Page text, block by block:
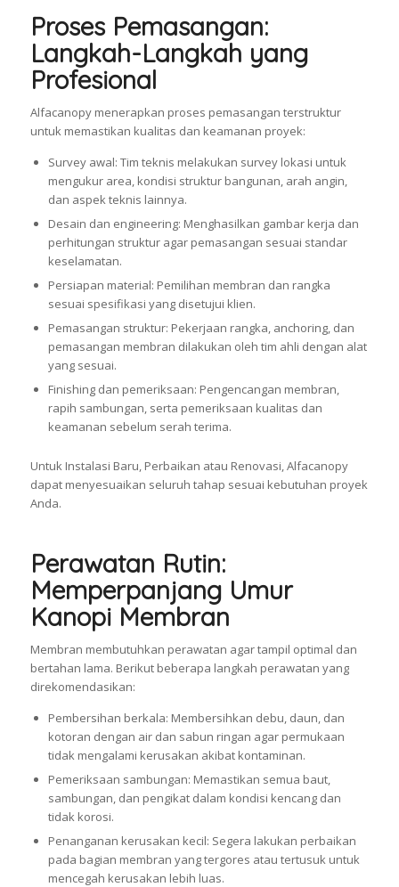
Proses Pemasangan:
Langkah-Langkah yang
Profesional
Alfacanopy menerapkan proses pemasangan terstruktur
untuk memastikan kualitas dan keamanan proyek:
Survey awal: Tim teknis melakukan survey lokasi untuk
mengukur area, kondisi struktur bangunan, arah angin,
dan aspek teknis lainnya.
Desain dan engineering: Menghasilkan gambar kerja dan
perhitungan struktur agar pemasangan sesuai standar
keselamatan.
Persiapan material: Pemilihan membran dan rangka
sesuai spesifikasi yang disetujui klien.
Pemasangan struktur: Pekerjaan rangka, anchoring, dan
pemasangan membran dilakukan oleh tim ahli dengan alat
yang sesuai.
Finishing dan pemeriksaan: Pengencangan membran,
rapih sambungan, serta pemeriksaan kualitas dan
keamanan sebelum serah terima.
Untuk Instalasi Baru, Perbaikan atau Renovasi, Alfacanopy
dapat menyesuaikan seluruh tahap sesuai kebutuhan proyek
Anda.
Perawatan Rutin:
Memperpanjang Umur
Kanopi Membran
Membran membutuhkan perawatan agar tampil optimal dan
bertahan lama. Berikut beberapa langkah perawatan yang
direkomendasikan:
Pembersihan berkala: Membersihkan debu, daun, dan
kotoran dengan air dan sabun ringan agar permukaan
tidak mengalami kerusakan akibat kontaminan.
Pemeriksaan sambungan: Memastikan semua baut,
sambungan, dan pengikat dalam kondisi kencang dan
tidak korosi.
Penanganan kerusakan kecil: Segera lakukan perbaikan
pada bagian membran yang tergores atau tertusuk untuk
mencegah kerusakan lebih luas.